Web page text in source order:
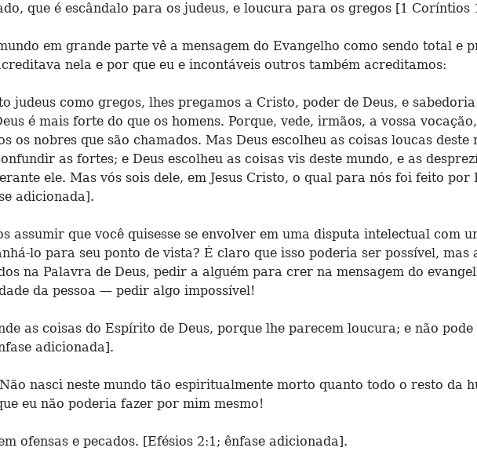
que é escândalo para os judeus, e loucura para os gregos [1 Coríntios
em grande parte vê a mensagem do Evangelho como sendo total e
nela e por que eu e incontáveis outros também acreditamos:
judeus como gregos, lhes pregamos a Cristo, poder de Deus, e
é mais forte do que os homens. Porque, vede, irmãos, a vossa
os nobres que são chamados. Mas Deus escolheu as coisas loucas
as fortes; e Deus escolheu as coisas vis deste mundo, e as
ele. Mas vós sois dele, em Jesus Cristo, o qual para nós foi feito
adicionada].
assumir que você quisesse se envolver em uma disputa intelectual com
lo para seu ponto de vista? É claro que isso poderia ser possível,
na Palavra de Deus, pedir a alguém para crer na mensagem do
da pessoa — pedir algo impossível!
as coisas do Espírito de Deus, porque lhe parecem loucura; e não
adicionada].
nasci neste mundo tão espiritualmente morto quanto todo o resto da
eu não poderia fazer por mim mesmo!
ofensas e pecados. [Efésios 2:1; ênfase adicionada].